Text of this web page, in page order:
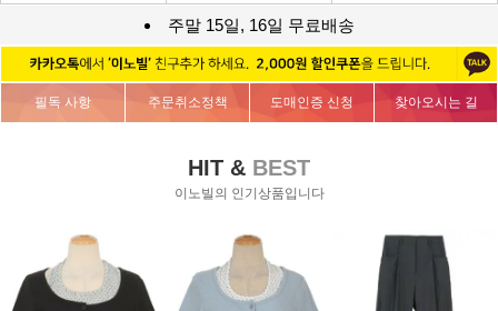
주말 15일, 16일 무료배송
필독 사항 주문취소정책 도매인증 신청 찾아오시는 길
HIT & BEST
이노빌의 인기상품입니다